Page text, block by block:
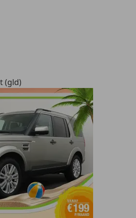
(gld)